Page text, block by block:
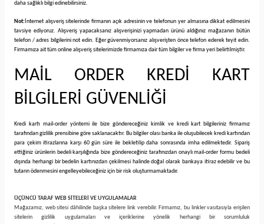
daha sağlıklı bilgi edinebilirsiniz.
Not: İnternet alışveriş sitelerinde firmanın açık adresinin ve telefonun yer almasına dikkat edilmesini
tavsiye ediyoruz. Alışveriş yapacaksanız alışverişinizi yapmadan ürünü aldığınız mağazanın bütün
telefon / adres bilgilerini not edin. Eğer güvenmiyorsanız alışverişten önce telefon ederek teyit edin.
Firmamıza ait tüm online alışveriş sitelerimizde firmamıza dair tüm bilgiler ve firma yeri belirtilmiştir.
MAİL ORDER KREDİ KART
BİLGİLERİ GÜVENLİĞİ
Kredi kartı mail-order yöntemi ile bize göndereceğiniz kimlik ve kredi kart bilgileriniz firmamız
tarafından gizlilik prensibine göre saklanacaktır. Bu bilgiler olası banka ile oluşubilecek kredi kartından
para çekim itirazlarına karşı 60 gün süre ile bekletilip daha sonrasında imha edilmektedir. Sipariş
ettiğiniz ürünlerin bedeli karşılığında bize göndereceğiniz tarafınızdan onaylı mail-order formu bedeli
dışında herhangi bir bedelin kartınızdan çekilmesi halinde doğal olarak bankaya itiraz edebilir ve bu
tutarın ödenmesini engelleyebileceğiniz için bir risk oluşturmamaktadır.
ÜÇÜNCÜ TARAF WEB SİTELERİ VE UYGULAMALAR
Mağazamız, web sitesi dâhilinde başka sitelere link verebilir. Firmamız, bu linkler vasıtasıyla erişilen
sitelerin gizlilik uygulamaları ve içeriklerine yönelik herhangi bir sorumluluk